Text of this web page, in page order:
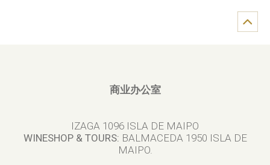
商业办公室
IZAGA 1096 ISLA DE MAIPO
WINESHOP & TOURS: BALMACEDA 1950 ISLA DE
MAIPO.